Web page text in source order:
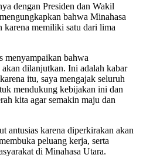
dengan Presiden dan Wakil
bahwa Minahasa
karena memiliki satu dari lima
menyampaikan bahwa
dilanjutkan. Ini adalah kabar
itu, saya mengajak seluruh
mendukung kebijakan ini dan
kita agar semakin maju dan
antusias karena diperkirakan akan
peluang kerja, serta
di Minahasa Utara.